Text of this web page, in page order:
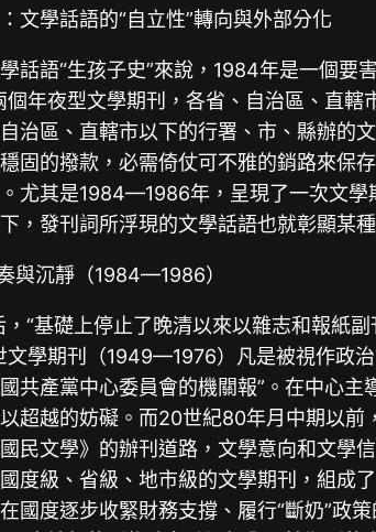
文學話語的“自立性”轉向與外部分化
話語“生孩子史”來說，1984年是一個要
個年夜型文學期刊，各省、自治區、直
治區、直轄市以下的行署、市、縣辦
固的撥款，必需倚仗可不雅的銷路來保
尤其是1984—1986年，呈現了一次文
，發刊詞所浮現的文學話語也就彰顯某
與沉靜（1984—1986）
“基礎上停止了晚清以來以雜志和報紙
文學期刊（1949—1976）凡是被視作政
共產黨中心委員會的機關報”。在中心
超越的妨礙。而20世紀80年月中期以
民文學》的辦刊道路，文學意向和文學
度級、省級、地市級的文學期刊，組成
國度逐步收緊財務支撐、履行“斷奶”政